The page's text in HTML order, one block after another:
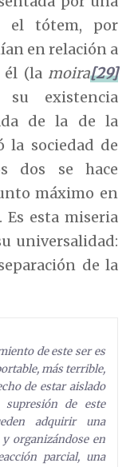
el tótem, por
en relación a
él (la moira[29]
existencia
de la de la
la sociedad de
dos se hace
máximo en
esta miseria
universalidad:
de la
de este ser es
más terrible,
de estar aislado
de este
adquirir una
organizándose en
parcial, una